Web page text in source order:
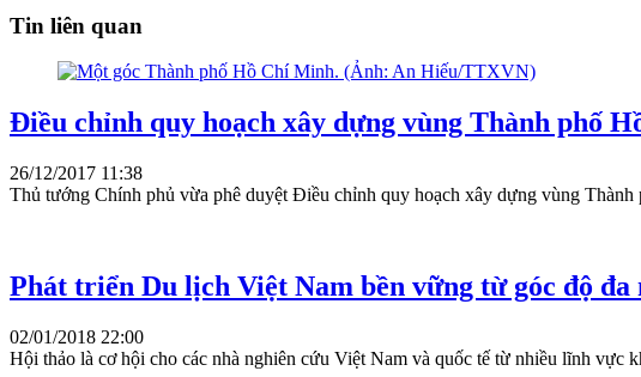
Tin liên quan
Điều chỉnh quy hoạch xây dựng vùng Thành phố
26/12/2017 11:38
Thủ tướng Chính phủ vừa phê duyệt Điều chỉnh quy hoạch xây dựng vùng
Phát triển Du lịch Việt Nam bền vững từ góc độ đa
02/01/2018 22:00
Hội thảo là cơ hội cho các nhà nghiên cứu Việt Nam và quốc tế từ nhiều lĩnh vực